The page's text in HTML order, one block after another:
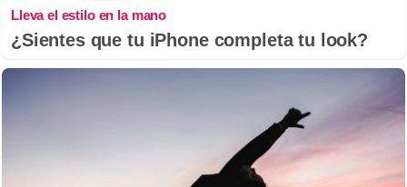
Lleva el estilo en la mano
¿Sientes que tu iPhone completa tu look?